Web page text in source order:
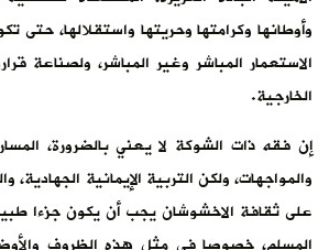
وأوطانها وكرامتها وحريتها واستقلالها،
الاستعمار المباشر وغير المباشر، ولصناعة
الخارجية.
إن فقه ذات الشوكة لا يعني بالضرورة،
والمواجهات، ولكن التربية الإيمانية الجهادية،
على ثقافة الاخشوشان يجب أن يكون جزءا